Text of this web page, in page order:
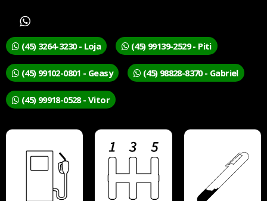
(45) 3264-3230 - Loja (45) 99139-2529 - Piti
(45) 99102-0801 - Geasy (45) 98828-8370 - Gabriel
(45) 99918-0528 - Vitor